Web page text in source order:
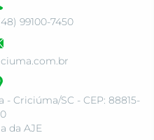
99100-7450
- Criciúma/SC - CEP: 88815-
da AJE